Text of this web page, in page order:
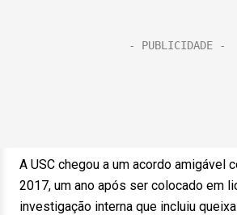
A USC chegou a um acordo amigável
2017, um ano após ser colocado em
investigação interna que incluiu